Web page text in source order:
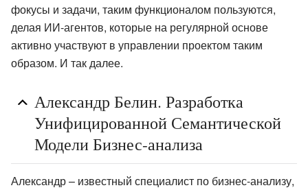
фокусы и задачи, таким функционалом пользуются,
делая ИИ-агентов, которые на регулярной основе
активно участвуют в управлении проектом таким
образом. И так далее.
Александр Белин. Разработка
Унифицированной Семантической
Модели Бизнес-анализа
Александр – известный специалист по бизнес-анализу,